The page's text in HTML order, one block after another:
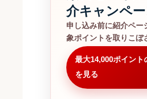
介キャンペ
申し込み前に紹介ペー
象ポイントを取りこぼ
最大14,000ポイント
を見る